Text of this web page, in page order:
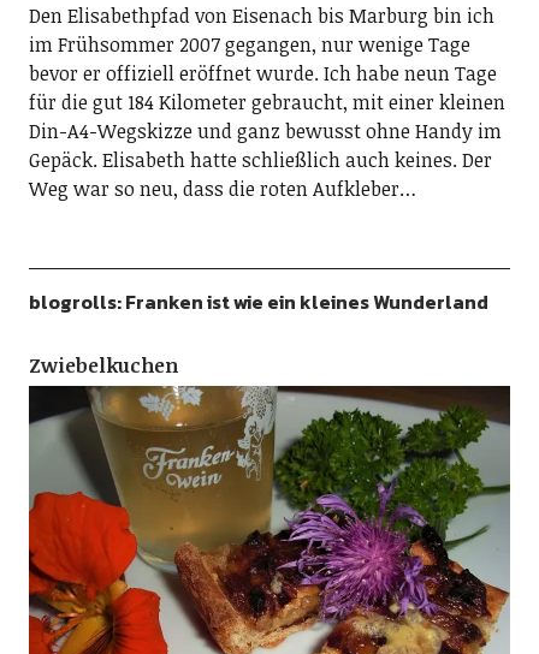
Den Elisabethpfad von Eisenach bis Marburg bin ich
im Frühsommer 2007 gegangen, nur wenige Tage
bevor er offiziell eröffnet wurde. Ich habe neun Tage
für die gut 184 Kilometer gebraucht, mit einer kleinen
Din-A4-Wegskizze und ganz bewusst ohne Handy im
Gepäck. Elisabeth hatte schließlich auch keines. Der
Weg war so neu, dass die roten Aufkleber…
blogrolls: Franken ist wie ein kleines Wunderland
Zwiebelkuchen